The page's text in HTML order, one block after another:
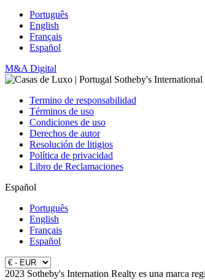
Português
English
Français
Español
M&A Digital
Termino de responsabilidad
Términos de uso
Condiciones de uso
Derechos de autor
Resolución de litigios
Política de privacidad
Libro de Reclamaciones
Español
Português
English
Français
Español
2023 Sotheby's Internation Realty es una marca